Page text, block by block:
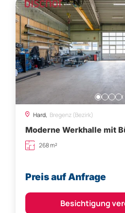
Hard, Bregenz (Bezirk)
Moderne Werkhalle mit
268 m²
Preis auf Anfrage
Besichtigung